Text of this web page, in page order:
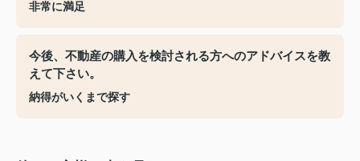
非常に満足
今後、不動産の購入を検討される方へのアドバイスを教
えて下さい。
納得がいくまで探す